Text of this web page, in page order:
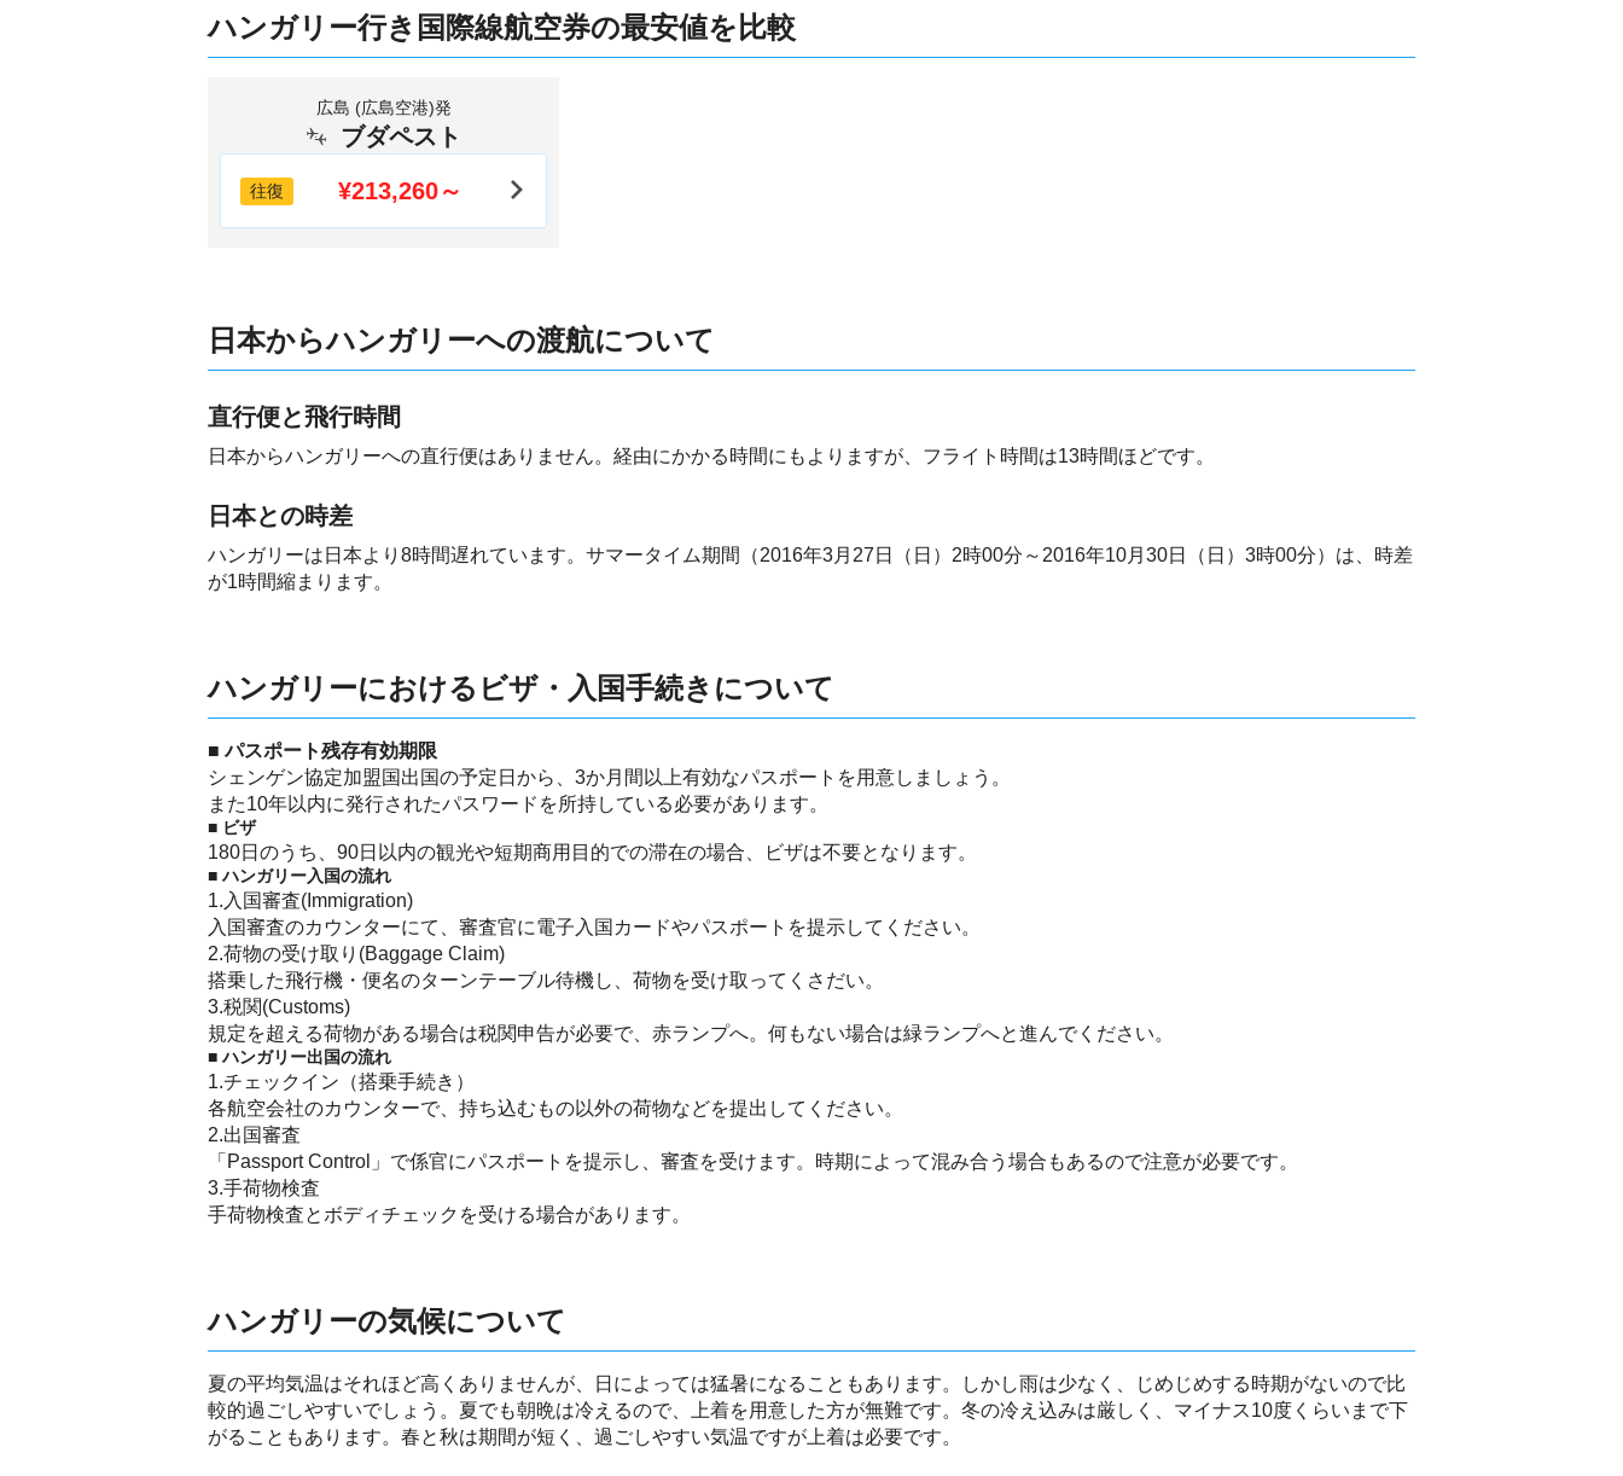
ハンガリー行き国際線航空券の最安値を比較
広島 (広島空港)発
ブダペスト
往復 ¥213,260～
日本からハンガリーへの渡航について
直行便と飛行時間
日本からハンガリーへの直行便はありません。経由にかかる時間にもよりますが、フライト時間は13時間ほどです。
日本との時差
ハンガリーは日本より8時間遅れています。サマータイム期間（2016年3月27日（日）2時00分～2016年10月30日（日）3時00分）は、時差
が1時間縮まります。
ハンガリーにおけるビザ・入国手続きについて
■ パスポート残存有効期限
シェンゲン協定加盟国出国の予定日から、3か月間以上有効なパスポートを用意しましょう。
また10年以内に発行されたパスワードを所持している必要があります。
■ ビザ
180日のうち、90日以内の観光や短期商用目的での滞在の場合、ビザは不要となります。
■ ハンガリー入国の流れ
1.入国審査(Immigration)
入国審査のカウンターにて、審査官に電子入国カードやパスポートを提示してください。
2.荷物の受け取り(Baggage Claim)
搭乗した飛行機・便名のターンテーブル待機し、荷物を受け取ってくさだい。
3.税関(Customs)
規定を超える荷物がある場合は税関申告が必要で、赤ランプへ。何もない場合は緑ランプへと進んでください。
■ ハンガリー出国の流れ
1.チェックイン（搭乗手続き）
各航空会社のカウンターで、持ち込むもの以外の荷物などを提出してください。
2.出国審査
「Passport Control」で係官にパスポートを提示し、審査を受けます。時期によって混み合う場合もあるので注意が必要です。
3.手荷物検査
手荷物検査とボディチェックを受ける場合があります。
ハンガリーの気候について
夏の平均気温はそれほど高くありませんが、日によっては猛暑になることもあります。しかし雨は少なく、じめじめする時期がないので比
較的過ごしやすいでしょう。夏でも朝晩は冷えるので、上着を用意した方が無難です。冬の冷え込みは厳しく、マイナス10度くらいまで下
がることもあります。春と秋は期間が短く、過ごしやすい気温ですが上着は必要です。